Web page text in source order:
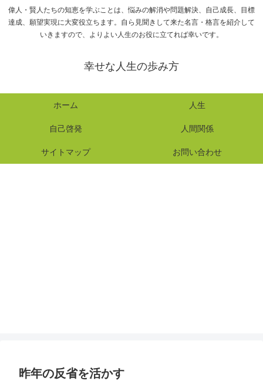
偉人・賢人たちの知恵を学ぶことは、悩みの解消や問題解決、自己成長、目標
達成、願望実現に大変役立ちます。自ら見聞きして来た名言・格言を紹介して
いきますので、よりよい人生のお役に立てれば幸いです。
幸せな人生の歩み方
ホーム 人生
自己啓発 人間関係
サイトマップ お問い合わせ
昨年の反省を活かす